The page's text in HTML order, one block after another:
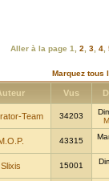
Aller à la page 1 2 3 4
Marquez tous
Vus
Team 34203
43315
Slixis 15001